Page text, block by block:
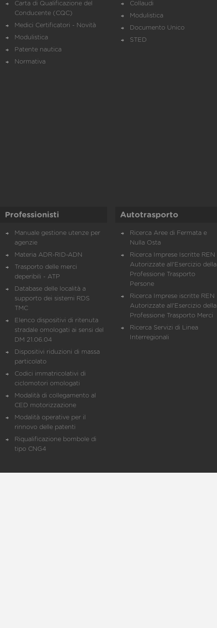
Carta di Qualificazione del
Conducente (CQC)
Medici Certificatori - Novità
Modulistica
Patente nautica
Normativa
Collaudi
Modulistica
Documento Unico
STED
Professionisti
Manuale gestione utenze per
agenzie
Materia ADR-RID-ADN
Trasporto delle merci
deperibili - ATP
Database delle località a
supporto dei sistemi RDS
TMC
Elenco dispositivi di ritenuta
stradale omologati ai sensi del
DM 21.06.04
Dispositivi riduzioni di massa
particolato
Codici immatricolativi di
ciclomotori omologati
Modalità di collegamento al
CED motorizzazione
Modalità operative per il
rinnovo delle patenti
Riqualificazione bombole di
tipo CNG4
Autotrasporto
Ricerca Aree di Fermata e
Nulla Osta
Ricerca Imprese Iscritte REN
Autorizzate all'Esercizio della
Professione Trasporto
Persone
Ricerca Imprese iscritte REN
Autorizzate all'Esercizio della
Professione Trasporto Merci
Ricerca Servizi di Linea
Interregionali